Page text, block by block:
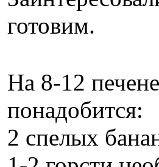
готовим.
На 8-12
понадобится:
2 спелых